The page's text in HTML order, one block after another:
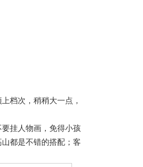
档次，稍稍大一点，
挂人物画，免得小孩
都是不错的搭配；客